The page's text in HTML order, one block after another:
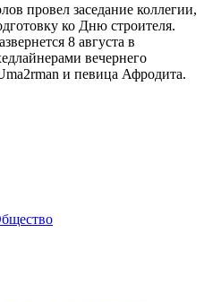
провел заседание коллегии,
ко Дню строителя.
8 августа в
вечернего
и певица Афродита.